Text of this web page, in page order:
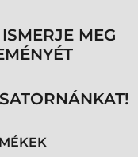
MEG